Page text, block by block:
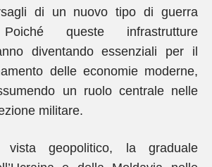
di un nuovo tipo di guerra
Poiché queste infrastrutture
diventando essenziali per il
delle economie moderne,
un ruolo centrale nelle
militare.
geopolitico, la graduale